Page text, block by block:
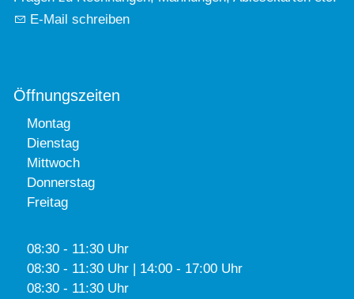
E-Mail schreiben
Öffnungszeiten
Montag
Dienstag
Mittwoch
Donnerstag
Freitag
08:30 - 11:30 Uhr
08:30 - 11:30 Uhr | 14:00 - 17:00 Uhr
08:30 - 11:30 Uhr